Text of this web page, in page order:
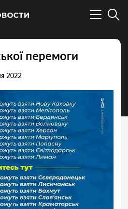
перемоги
2022